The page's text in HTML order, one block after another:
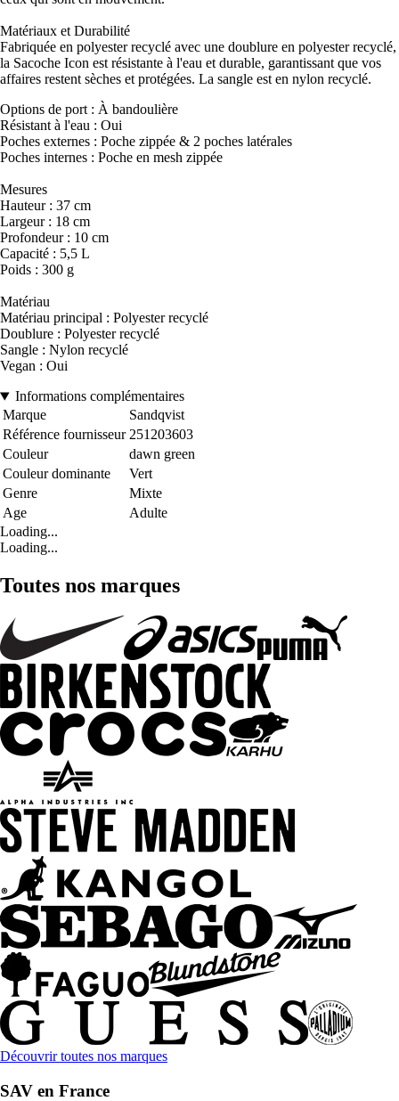
Matériaux et Durabilité
Fabriquée en polyester recyclé avec une doublure en polyester recyclé,
la Sacoche Icon est résistante à l'eau et durable, garantissant que vos
affaires restent sèches et protégées. La sangle est en nylon recyclé.
Options de port : À bandoulière
Résistant à l'eau : Oui
Poches externes : Poche zippée & 2 poches latérales
Poches internes : Poche en mesh zippée
Mesures
Hauteur : 37 cm
Largeur : 18 cm
Profondeur : 10 cm
Capacité : 5,5 L
Poids : 300 g
Matériau
Matériau principal : Polyester recyclé
Doublure : Polyester recyclé
Sangle : Nylon recyclé
Vegan : Oui
Informations complémentaires
Marque
Sandqvist
Référence fournisseur 251203603
Couleur
dawn green
Couleur dominante
Vert
Genre
Mixte
Age
Adulte
Loading...
Loading...
Toutes nos marques
Découvrir toutes nos marques
SAV en France